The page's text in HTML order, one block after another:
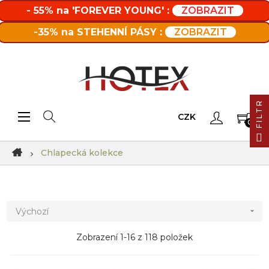
- 55% na 'FOREVER YOUNG' :
ZOBRAZIT
-35% na STEHENNÍ PÁSY :
ZOBRAZIT
Toggle navigation
☰ CZK
0
Chlapecká kolekce
Výchozí 
Zobrazení 1-16 z 118 položek
FILTR